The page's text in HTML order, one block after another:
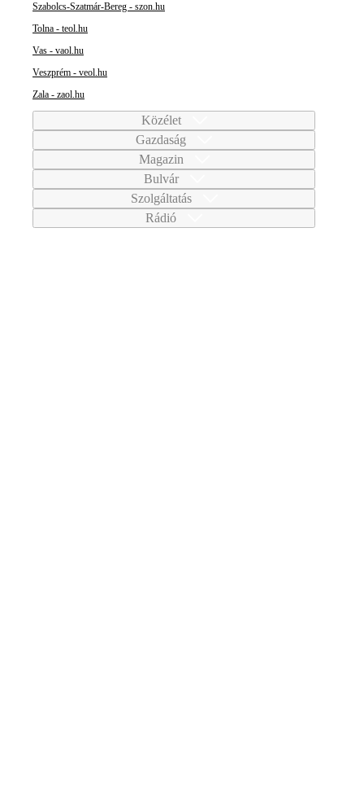
Szabolcs-Szatmár-Bereg - szon.hu
Tolna - teol.hu
Vas - vaol.hu
Veszprém - veol.hu
Zala - zaol.hu
Közélet
Gazdaság
Magazin
Bulvár
Szolgáltatás
Rádió